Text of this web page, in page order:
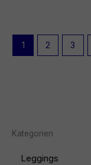
Kategorien
Leggings
1 2 3